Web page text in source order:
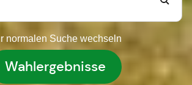
normalen Suche wechseln
Wahlergebnisse